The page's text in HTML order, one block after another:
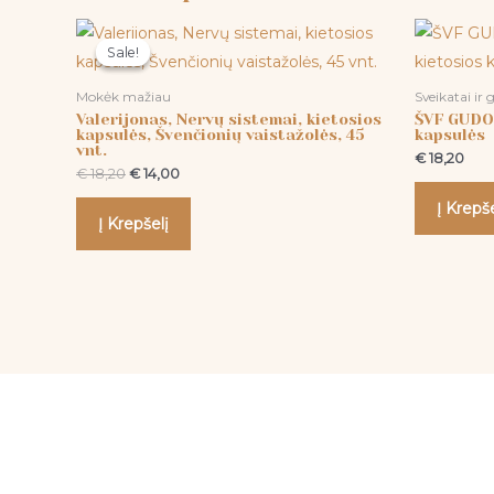
Sale!
Sale!
Mokėk mažiau
Valerijonas, Nervų sistemai, kietosios
kapsulės, Švenčionių vaistažolės, 45
vnt.
€18,20
Original
price
was:
€14,00
Current
price
is:
Į Krepšelį
Sveikatai ir
ŠVF
kapsulės
€18,20
Į